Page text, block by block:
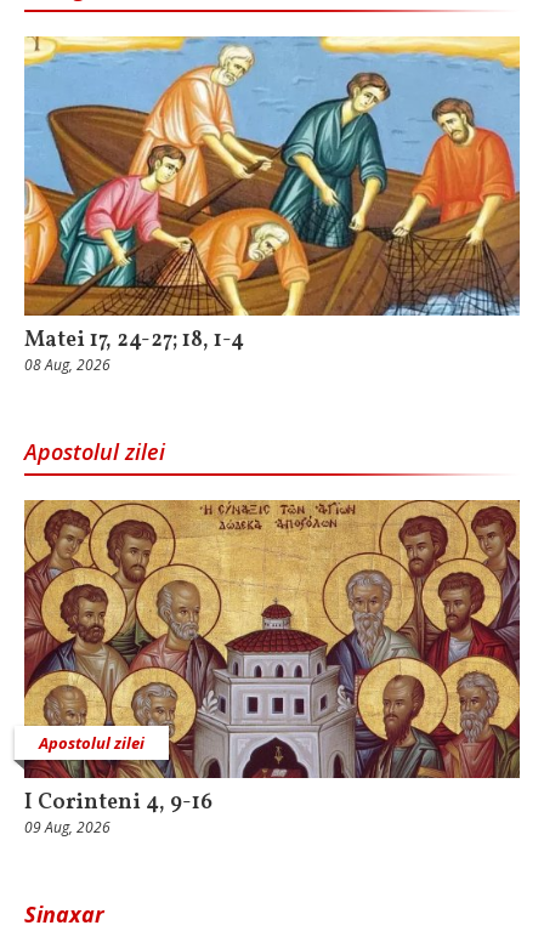
Matei 17, 24-27; 18, 1-4
08 Aug, 2026
Apostolul zilei
Apostolul zilei
I Corinteni 4, 9-16
09 Aug, 2026
Sinaxar